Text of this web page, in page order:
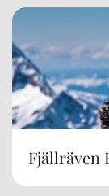
Fjällräven